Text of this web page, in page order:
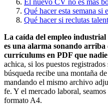
Qué hacer esta semana si
Qué hacer si reclutas
La caída del empleo industrial
es una alarma sonando
currículums en PDF que
achica, si los puestos
búsqueda recibe una montaña
mandando el mismo archivo
fe. Y el mercado laboral,
formato A4.